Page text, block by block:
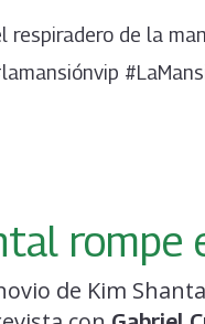
de la
rompe
de Kim